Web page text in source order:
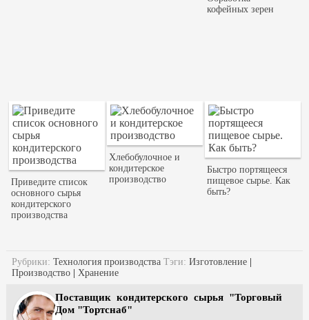
кофейных зерен
Приведите список
основного сырья
кондитерского
производства
Хлебобулочное и
кондитерское
производство
Быстро портящееся
пищевое сырье. Как
быть?
Рубрики: Технология производства Тэги: Изготовление|
Производство| Хранение
Поставщик кондитерского сырья "Торговый
Дом "Тортснаб"